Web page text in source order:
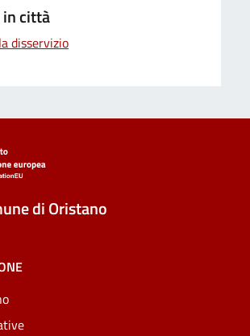
città
disservizio
di Oristano